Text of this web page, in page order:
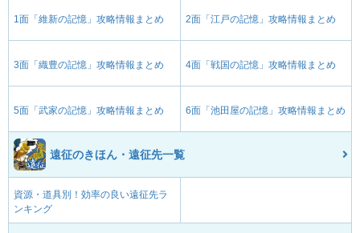
1面「維新の記憶」攻略情報まとめ 2面「江戸の記憶」攻略情報まとめ
3面「織豊の記憶」攻略情報まとめ 4面「戦国の記憶」攻略情報まとめ
5面「武家の記憶」攻略情報まとめ 6面「池田屋の記憶」攻略情報まとめ
遠征のきほん・遠征先一覧
資源・道具別！効率の良い遠征先ラ
ンキング